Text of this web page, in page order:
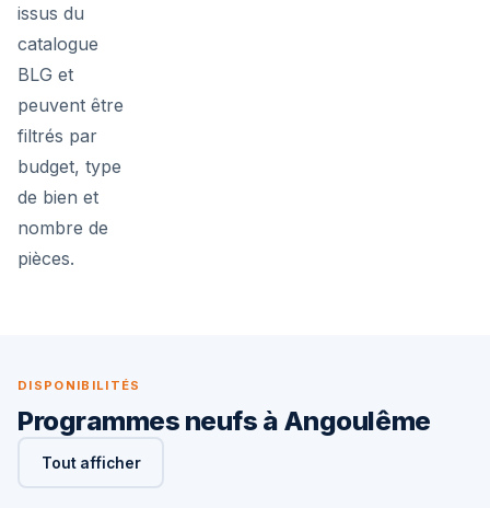
issus du
catalogue
BLG et
peuvent être
filtrés par
budget, type
de bien et
nombre de
pièces.
DISPONIBILITÉS
Programmes neufs à Angoulême
Tout afficher